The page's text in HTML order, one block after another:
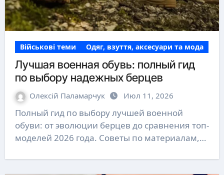
Військові теми Одяг, взуття, аксесуари та мода
Лучшая военная обувь: полный гид
по выбору надежных берцев
Олексій Паламарчук Июл 11, 2026
Полный гид по выбору лучшей военной
обуви: от эволюции берцев до сравнения топ-
моделей 2026 года. Советы по материалам,…